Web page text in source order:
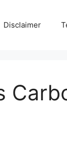
Disclaimer
is